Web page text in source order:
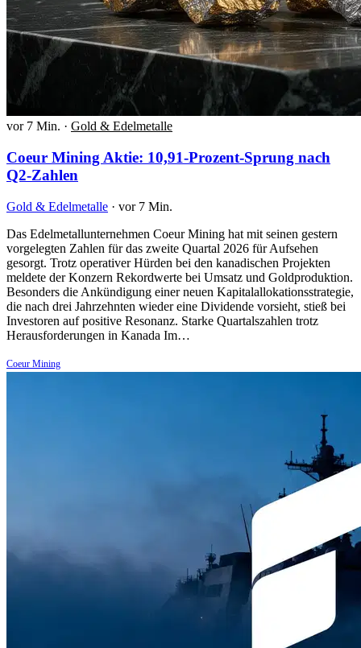
vor 7 Min. · Gold & Edelmetalle
Coeur Mining Aktie: 10,91-Prozent-Sprung nach
Q2-Zahlen
Gold & Edelmetalle · vor 7 Min.
Das Edelmetallunternehmen Coeur Mining hat mit seinen gestern
vorgelegten Zahlen für das zweite Quartal 2026 für Aufsehen
gesorgt. Trotz operativer Hürden bei den kanadischen Projekten
meldete der Konzern Rekordwerte bei Umsatz und Goldproduktion.
Besonders die Ankündigung einer neuen Kapitalallokationsstrategie,
die nach drei Jahrzehnten wieder eine Dividende vorsieht, stieß bei
Investoren auf positive Resonanz. Starke Quartalszahlen trotz
Herausforderungen in Kanada Im…
Coeur Mining